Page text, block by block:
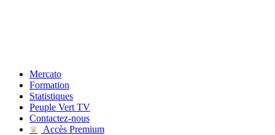
Mercato
Formation
Statistiques
Peuple Vert TV
Contactez-nous
♛
Accès Premium